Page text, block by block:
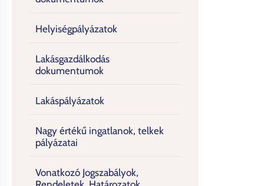
Helyiségpályázatok
Lakásgazdálkodás
dokumentumok
Lakáspályázatok
Nagy értékű ingatlanok, telkek
pályázatai
Vonatkozó Jogszabályok,